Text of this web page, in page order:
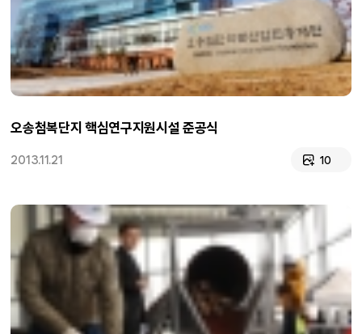
오송첨복단지 핵심연구지원시설 준공식
2013.11.21 10